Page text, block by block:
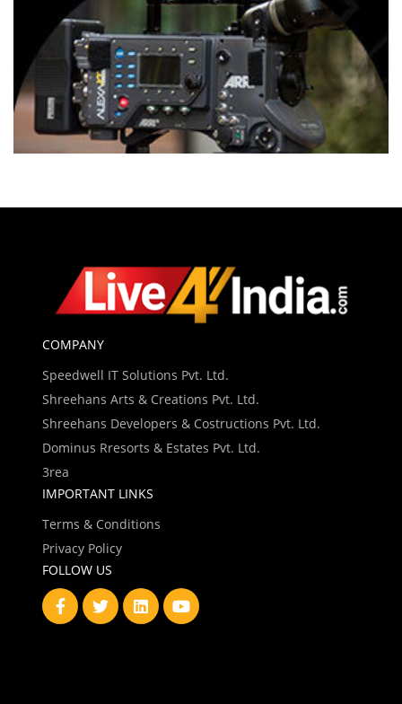
COMPANY
Speedwell IT Solutions Pvt. Ltd.
Shreehans Arts & Creations Pvt. Ltd.
Shreehans Developers & Costructions Pvt. Ltd.
Dominus Rresorts & Estates Pvt. Ltd.
3rea
IMPORTANT LINKS
Terms & Conditions
Privacy Policy
FOLLOW US